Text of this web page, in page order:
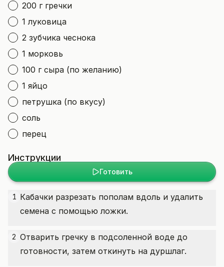
200 г гречки
1 луковица
2 зубчика чеснока
1 морковь
100 г сыра (по желанию)
1 яйцо
петрушка (по вкусу)
соль
перец
Инструкции
Готовить
1 Кабачки разрезать пополам вдоль и удалить
семена с помощью ложки.
2 Отварить гречку в подсоленной воде до
готовности, затем откинуть на дуршлаг.